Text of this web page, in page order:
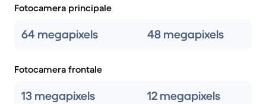
Fotocamera principale
64 megapixels 48 megapixels
Fotocamera frontale
13 megapixels 12 megapixels